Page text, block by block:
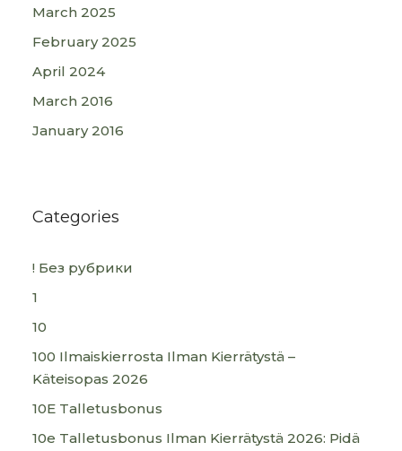
March 2025
February 2025
April 2024
March 2016
January 2016
Categories
! Без рубрики
1
10
100 Ilmaiskierrosta Ilman Kierrätystä –
Käteisopas 2026
10E Talletusbonus
10e Talletusbonus Ilman Kierrätystä 2026: Pidä